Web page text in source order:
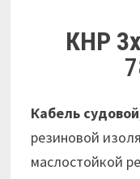
КНР
Кабель судовой
резиновой
маслостойкой